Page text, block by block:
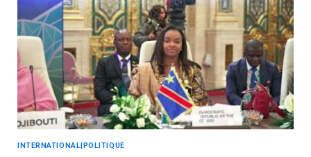
INTERNATIONAL|POLITIQUE